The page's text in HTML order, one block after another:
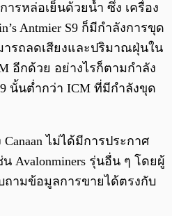
รหล่อเย็นด้วยน้ำ ซึ่ง เครื่อง
Antmier S9 ก็มีกำลังการขุด
ารถลดเสียงและปริมาณฝุ่นใน
อีกด้วย อย่างไรก็ตามกำลัง
นั้นต่ำกว่า ICM ที่มีกำลังขุด
ไม่ได้มีการประกาศ
Avalonminers รุ่นอื่น ๆ โดยผู้
ถามข้อมูลการขายได้ตรงกับ